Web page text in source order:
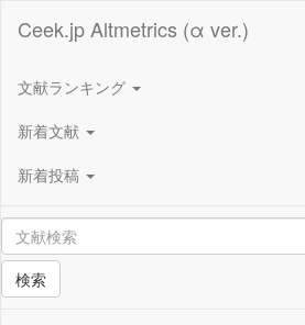
Ceek.jp Altmetrics (α ver.)
文献ランキング
新着文献
新着投稿
検索